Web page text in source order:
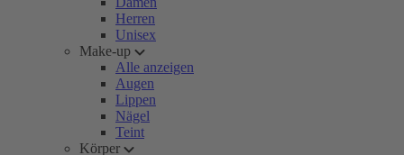
Herren
Unisex
Make-up
Alle anzeigen
Augen
Lippen
Nägel
Teint
Körper